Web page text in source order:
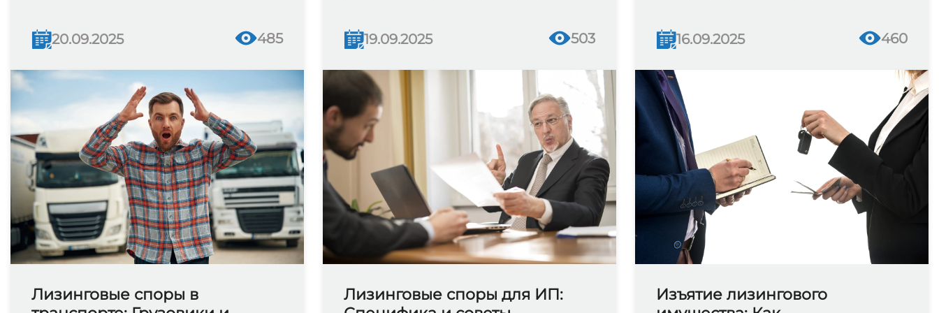
20.09.2025 485 19.09.2025 503 16.09.2025 460
Лизинговые споры в
Лизинговые споры для ИП:
Изъятие лизингового